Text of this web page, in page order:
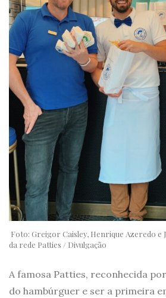
Foto: Greigor Caisley, Henrique Azeredo
da rede Patties / Divulgação
A famosa Patties, reconhecida
do hambúrguer e ser a primeira